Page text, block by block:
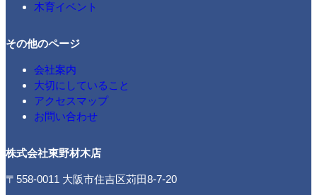
木育イベント
その他のページ
会社案内
大切にしていること
アクセスマップ
お問い合わせ
株式会社東野材木店
〒558-0011 大阪市住吉区苅田8-7-20